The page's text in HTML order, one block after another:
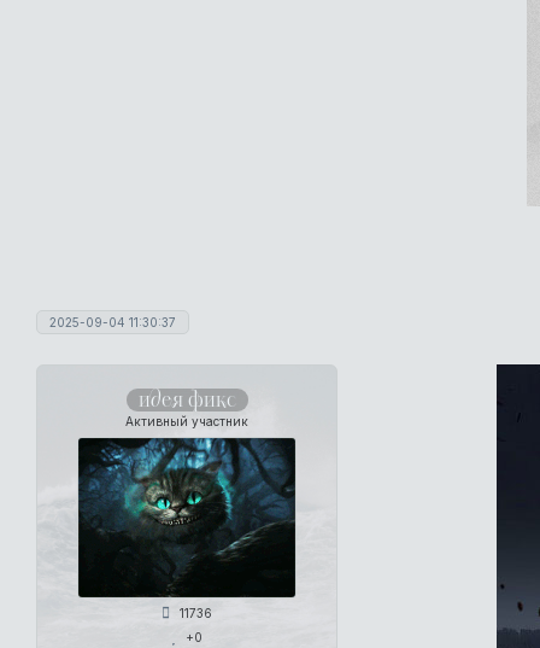
2025-09-04 11:30:37
идея фикс
Активный участник
11736
+0